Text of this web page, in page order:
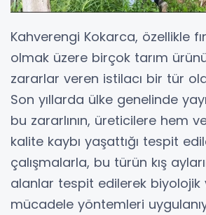
Kahverengi Kokarca, özellikle
olmak üzere birçok tarım
zararlar veren istilacı bir tür
Son yıllarda ülke genelinde
bu zararlının, üreticilere hem
kalite kaybı yaşattığı tespit
çalışmalarla, bu türün kış
alanlar tespit edilerek biyolojik
mücadele yöntemleri